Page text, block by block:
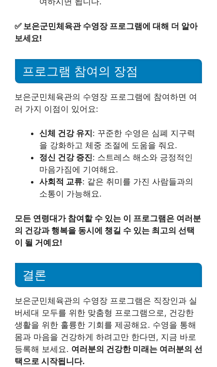
✅ 보은군민체육관 수영장 프로그램에 대해 더 알아
보세요!
프로그램 참여의 장점
보은군민체육관의 수영장 프로그램에 참여하면 여
러 가지 이점이 있어요:
신체 건강 유지 : 꾸준한 수영은 심폐 지구력
을 강화하고 체중 조절에 도움을 줘요.
정신 건강 증진: 스트레스 해소와 긍정적인
마음가짐에 기여해요.
사회적 교류: 같은 취미를 가진 사람들과의
소통이 가능해요.
모든 연령대가 참여할 수 있는 이 프로그램은 여러분
의 건강과 행복을 동시에 챙길 수 있는 최고의 선택
이 될 거예요!
결론
보은군민체육관의 수영장 프로그램은 직장인과 실
버세대 모두를 위한 맞춤형 프로그램으로, 건강한
생활을 위한 훌륭한 기회를 제공해요. 수영을 통해
몸과 마음을 건강하게 하려고만 한다면, 지금 바로
등록해 보세요. 여러분의 건강한 미래는 여러분의 선
택으로 시작됩니다.